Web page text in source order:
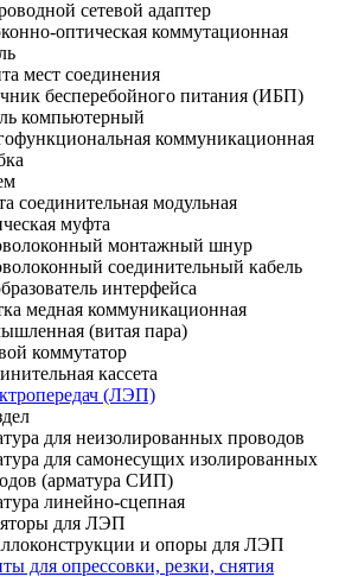
сетевой адаптер
оптическая коммутационная
мест соединения
бесперебойного питания (ИБП)
компьютерный
коммуникационная
соединительная модульная
муфта
монтажный шнур
соединительный кабель
интерфейса
медная коммуникационная
(витая пара)
коммутатор
кассета
(ЛЭП)
для неизолированных проводов
для самонесущих изолированных
(арматура СИП)
линейно-сцепная
для ЛЭП
и опоры для ЛЭП
для опрессовки, резки, снятия